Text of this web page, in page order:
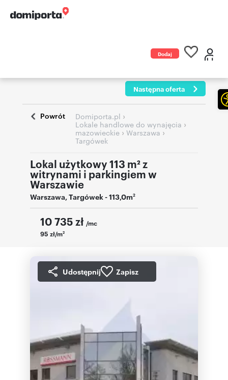
Dodaj
Następna oferta
Powrót Domiporta.pl ›
Lokale handlowe do wynajęcia ›
mazowieckie › Warszawa ›
Targówek
Lokal użytkowy 113 m² z
witrynami i parkingiem w
Warszawie
Warszawa,Targówek- 113,0m2
10 735 zł /mc
95 zł/m2
Udostępnij Zapisz